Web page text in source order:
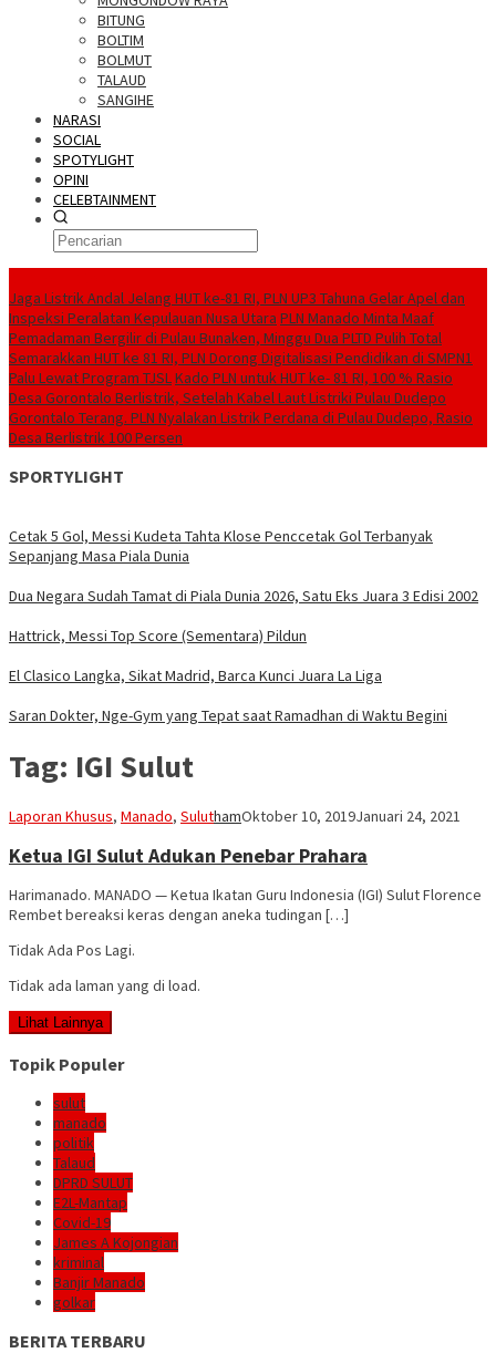
BITUNG
BOLTIM
BOLMUT
TALAUD
SANGIHE
NARASI
SOCIAL
SPOTYLIGHT
OPINI
CELEBTAINMENT
Jaga Listrik Andal Jelang HUT ke-81 RI, PLN UP3 Tahuna Gelar Apel dan
Inspeksi Peralatan Kepulauan Nusa Utara PLN Manado Minta Maaf
Pemadaman Bergilir di Pulau Bunaken, Minggu Dua PLTD Pulih Total
Semarakkan HUT ke 81 RI, PLN Dorong Digitalisasi Pendidikan di SMPN1
Palu Lewat Program TJSLKado PLN untuk HUT ke- 81 RI, 100 % Rasio
Desa Gorontalo Berlistrik, Setelah Kabel Laut Listriki Pulau Dudepo
Gorontalo Terang. PLN Nyalakan Listrik Perdana di Pulau Dudepo, Rasio
Desa Berlistrik 100 Persen
SPORTYLIGHT
Cetak 5 Gol, Messi Kudeta Tahta Klose Penccetak Gol Terbanyak
Sepanjang Masa Piala Dunia
Dua Negara Sudah Tamat di Piala Dunia 2026, Satu Eks Juara 3 Edisi 2002
Hattrick, Messi Top Score (Sementara) Pildun
El Clasico Langka, Sikat Madrid, Barca Kunci Juara La Liga
Saran Dokter, Nge-Gym yang Tepat saat Ramadhan di Waktu Begini
Tag: IGI Sulut
Laporan Khusus, Manado, SuluthamOktober 10, 2019Januari 24, 2021
Ketua IGI Sulut Adukan Penebar Prahara
Harimanado. MANADO — Ketua Ikatan Guru Indonesia (IGI) Sulut Florence
Rembet bereaksi keras dengan aneka tudingan […]
Tidak Ada Pos Lagi.
Tidak ada laman yang di load.
Lihat Lainnya
Topik Populer
sulut
manado
politik
Talaud
DPRD SULUT
E2L-Mantap
Covid-19
James A Kojongian
kriminal
Banjir Manado
golkar
BERITA TERBARU